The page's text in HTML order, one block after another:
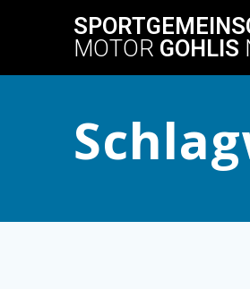
MOTOR GOHLIS